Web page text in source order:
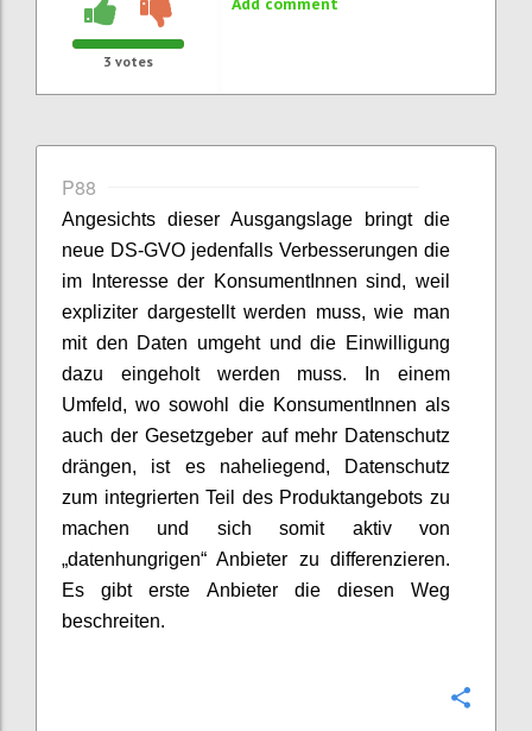
3 votes
P88
Angesichts dieser Ausgangslage bringt die
neue DS-GVO jedenfalls Verbesserungen die
im Interesse der KonsumentInnen sind, weil
expliziter dargestellt werden muss, wie man
mit den Daten umgeht und die Einwilligung
dazu eingeholt werden muss. In einem
Umfeld, wo sowohl die KonsumentInnen als
auch der Gesetzgeber auf mehr Datenschutz
drängen, ist es naheliegend, Datenschutz
zum integrierten Teil des Produktangebots zu
machen und sich somit aktiv von
„datenhungrigen“ Anbieter zu differenzieren.
Es gibt erste Anbieter die diesen Weg
beschreiten.